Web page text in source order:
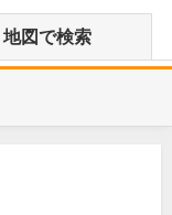
地図で検索